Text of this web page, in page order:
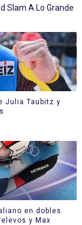
Slam A Lo Grande
Julia Taubitz y
en dobles
y Max